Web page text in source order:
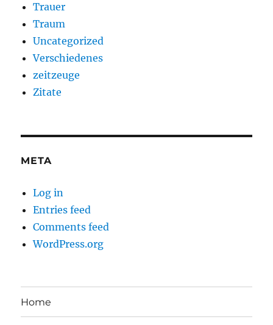
Trauer
Traum
Uncategorized
Verschiedenes
zeitzeuge
Zitate
META
Log in
Entries feed
Comments feed
WordPress.org
Home